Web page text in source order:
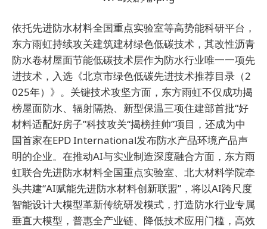
依托先进防水材料全国重点实验室等高势能科研平台，
东方雨虹持续攻关建筑建材绿色低碳技术，其改性沥青
防水卷材屋面节能低碳技术层作为防水行业唯一一项先
进技术，入选《北京市绿色低碳先进技术推荐目录（2
025年）》。关键技术攻坚方面，东方雨虹不仅成功揭
榜屋面防水、辐射隔热、新型保温三项住建部首批“好
材料适配好房子”科技攻关“揭榜挂帅”项目，还成为中
国首家在EPD International发布防水产品环境产品声
明的企业。在推动AI与实业制造深度融合方面，东方雨
虹联合先进防水材料全国重点实验室、北大材料学院牵
头共建“AI赋能先进防水材料创新联盟”，将以AI跨尺度
智能设计大模型革新传统研发模式，打造防水行业专属
垂直大模型，普惠全产业链、降低技术应用门槛，高效